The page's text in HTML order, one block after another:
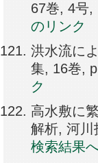
67巻, 4号,
のリンク
洪水流に
集, 16巻,
ク
高水敷に
解析, 河川
検索結果